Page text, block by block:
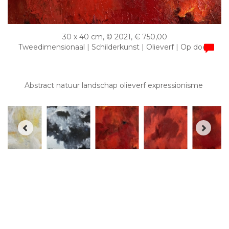
30 x 40 cm, © 2021, € 750,00
Tweedimensionaal | Schilderkunst | Olieverf | Op doek
Abstract natuur landschap olieverf expressionisme